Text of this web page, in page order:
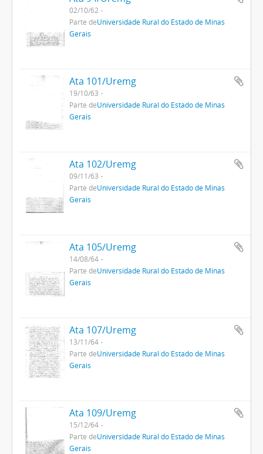
02/10/62
Parte deUniversidade Rural do Estado de Minas
Gerais
Ata 101/Uremg
19/10/63
Parte deUniversidade Rural do Estado de Minas
Gerais
Ata 102/Uremg
09/11/63
Parte deUniversidade Rural do Estado de Minas
Gerais
Ata 105/Uremg
14/08/64
Parte deUniversidade Rural do Estado de Minas
Gerais
Ata 107/Uremg
13/11/64
Parte deUniversidade Rural do Estado de Minas
Gerais
Ata 109/Uremg
15/12/64
Parte deUniversidade Rural do Estado de Minas
Gerais